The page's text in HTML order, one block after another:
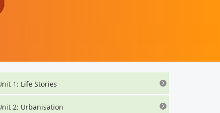
1: Life Stories
2: Urbanisation